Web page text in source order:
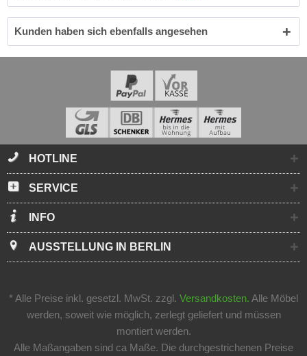
Kunden haben sich ebenfalls angesehen
HOTLINE
SERVICE
INFO
AUSSTELLUNG IN BERLIN
* Alle Preise inkl. gesetzl. MwSt. zzgl. Versandkosten. Alle Möbel
werden, soweit wie möglich, zerlegt geliefert und müssen
montiert werden.
Alle Maßangaben sind ca Maße. Die durchgestrichenen Preise